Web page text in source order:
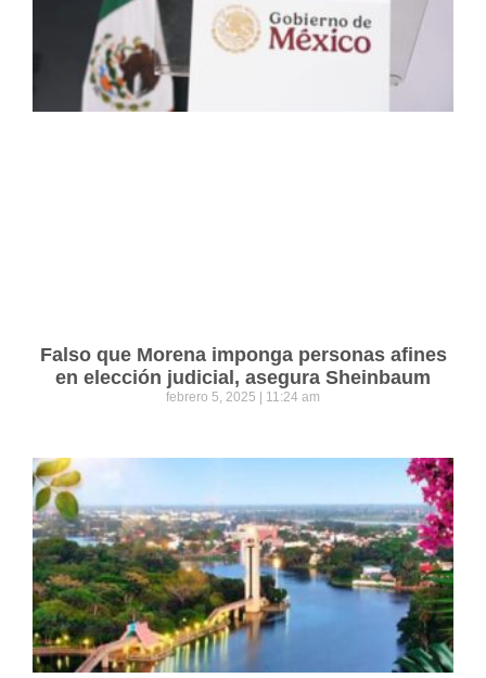
Falso que Morena imponga personas afines
en elección judicial, asegura Sheinbaum
febrero 5, 2025 11:24 am